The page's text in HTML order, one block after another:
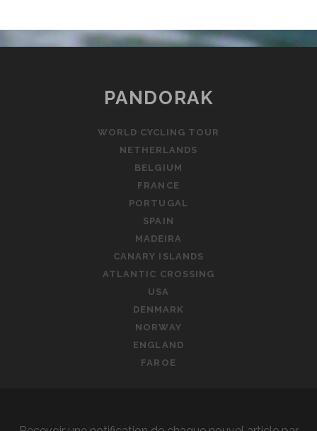
PANDORAK
WORLD CYCLING TOUR
NETHERLANDS
BELGIUM
FRANCE
PORTUGAL
SPAIN
MADEIRA
CANARY ISLANDS
ATLANTIC CROSSING
USA
DENMARK
NORWAY
ENGLAND
FAROE